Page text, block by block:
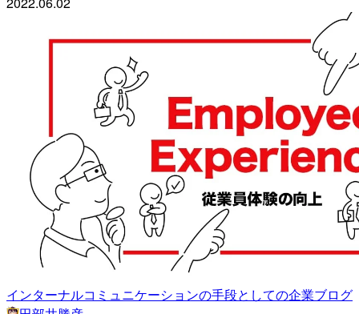
インターナルコミュニケーションの手段としての企業ブログ